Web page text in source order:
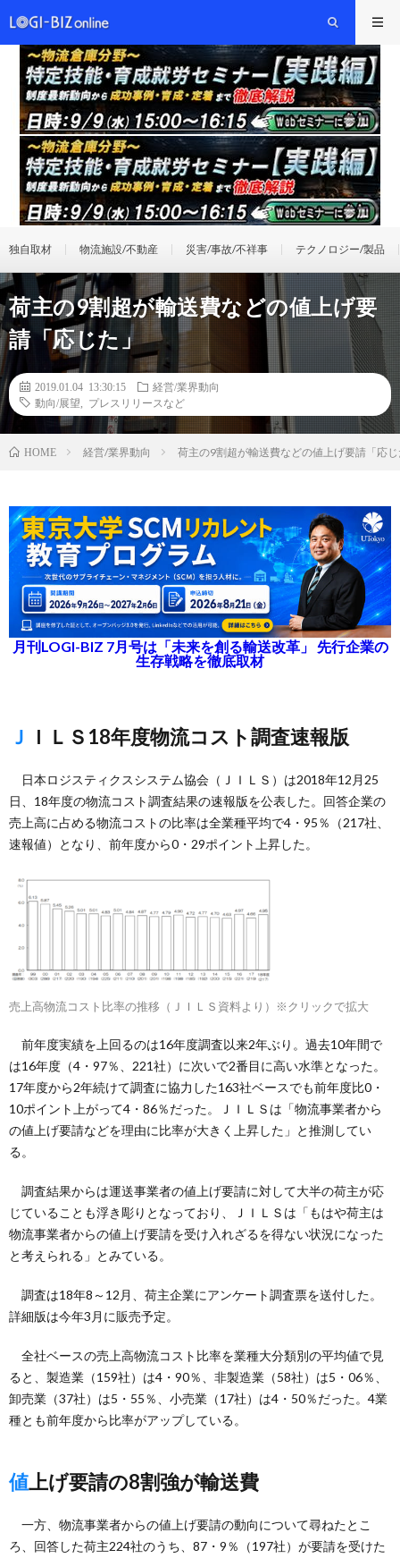
独自取材 物流施設/不動産 災害/事故/不祥事 テクノロジー/製品
荷主の9割超が輸送費などの値上げ要
請「応じた」
2019.01.04 13:30:15
経営/業界動向
動向/展望
プレスリリースなど
HOME 経営/業界動向 荷主の9割超が輸送費などの値上げ要請「応
月刊LOGI-BIZ 7月号は「未来を創る輸送改革」 先行企業の
生存戦略を徹底取材
ＪＩＬＳ18年度物流コスト調査速報版
日本ロジスティクスシステム協会（ＪＩＬＳ）は2018年12月25
日、18年度の物流コスト調査結果の速報版を公表した。回答企業の
売上高に占める物流コストの比率は全業種平均で4・95％（217社、
速報値）となり、前年度から0・29ポイント上昇した。
売上高物流コスト比率の推移（ＪＩＬＳ資料より）※クリックで拡大
前年度実績を上回るのは16年度調査以来2年ぶり。過去10年間で
は16年度（4・97％、221社）に次いで2番目に高い水準となった。
17年度から2年続けて調査に協力した163社ベースでも前年度比0・
10ポイント上がって4・86％だった。ＪＩＬＳは「物流事業者から
の値上げ要請などを理由に比率が大きく上昇した」と推測してい
る。
調査結果からは運送事業者の値上げ要請に対して大半の荷主が応
じていることも浮き彫りとなっており、ＪＩＬＳは「もはや荷主は
物流事業者からの値上げ要請を受け入れざるを得ない状況になった
と考えられる」とみている。
調査は18年8～12月、荷主企業にアンケート調査票を送付した。
詳細版は今年3月に販売予定。
全社ベースの売上高物流コスト比率を業種大分類別の平均値で見
ると、製造業（159社）は4・90％、非製造業（58社）は5・06％、
卸売業（37社）は5・55％、小売業（17社）は4・50％だった。4業
種とも前年度から比率がアップしている。
値上げ要請の8割強が輸送費
一方、物流事業者からの値上げ要請の動向について尋ねたとこ
ろ、回答した荷主224社のうち、87・9％（197社）が要請を受けた